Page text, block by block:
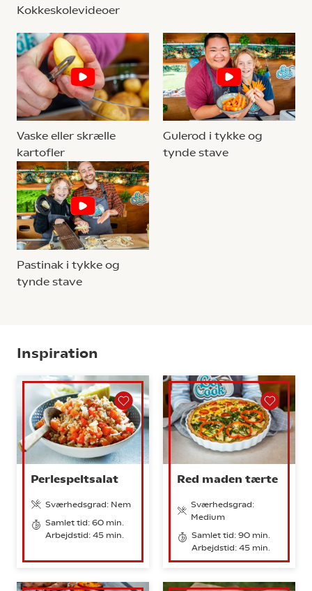
Kokkeskolevideoer
Vaske eller skrælle
kartofler
Gulerod i tykke og
tynde stave
Pastinak i tykke og
tynde stave
Inspiration
Perlespeltsalat
Sværhedsgrad: Nem
Samlet tid: 60 min.
Arbejdstid: 45 min.
Red maden tærte
Sværhedsgrad:
Medium
Samlet tid: 90 min.
Arbejdstid: 45 min.